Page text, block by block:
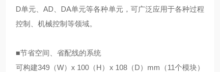
D单元、AD、DA单元等各种单元，可广泛应用于各种过程
控制、机械控制等领域。
■节省空间、省配线的系统
可构建349（W）x 100（H）x 108（D）mm（11个模块）